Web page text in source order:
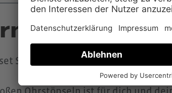
Sport Plus von DeFunc® bietet